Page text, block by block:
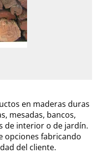
en maderas duras
mesadas, bancos,
de interior o de jardín.
opciones fabricando
del cliente.